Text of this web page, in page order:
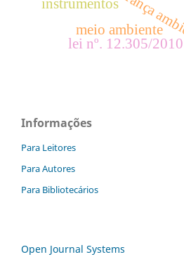
meio ambiente
instrumentos
lei nº. 12.305/2010
Informações
Para Leitores
Para Autores
Para Bibliotecários
Open Journal Systems